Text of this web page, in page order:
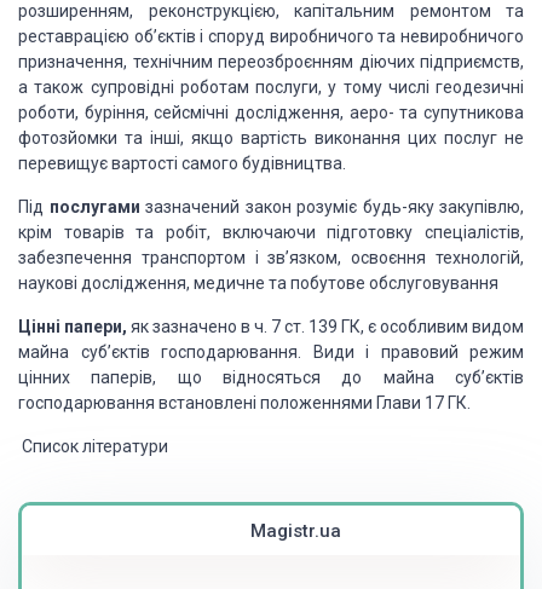
розширенням, реконструкцією, капітальним ремонтом та
реставрацією об’єктів і споруд виробничого та невиробничого
призначення, технічним переозброєнням діючих підприємств,
а також супровідні роботам послуги, у тому числі геодезичні
роботи, буріння, сейсмічні дослідження, аеро- та супутникова
фотозйомки та інші, якщо вартість виконання цих послуг не
перевищує вартості самого будівництва.
Під послугами зазначений закон розуміє будь-якузакупівлю,
крім товарів та робіт, включаючи підготовку спеціалістів,
забезпечення транспортом і зв’язком, освоєння технологій,
наукові до­слідження, медичне та побутове обслуговування
Цінні папери, як зазначено в ч. 7 ст. 139 ГК, єособливим видом
майна суб’єктів господарювання. Види і правовий режим
цінних паперів, що відносяться до майна суб’єктів
господарювання встановлені положеннями Глави 17 ГК.
Список літератури
Magistr.ua